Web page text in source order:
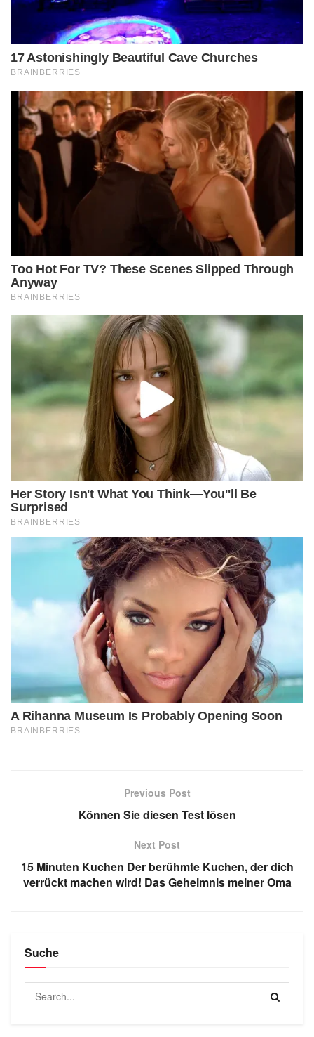
Previous Post
Können Sie diesen Test lösen
Next Post
15 Minuten Kuchen Der berühmte Kuchen, der dich
verrückt machen wird! Das Geheimnis meiner Oma
Suche